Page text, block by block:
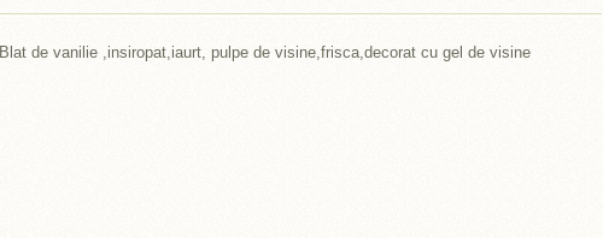
Blat de vanilie ,insiropat,iaurt, pulpe de visine,frisca,decorat cu gel de visine